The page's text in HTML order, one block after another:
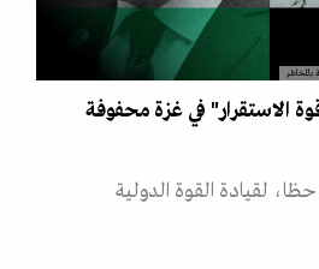
الاستقرار" في غزة محفوفة
لقيادة القوة الدولية